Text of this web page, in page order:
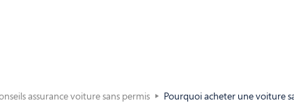
assurance voiture sans permis Pourquoi acheter une voiture